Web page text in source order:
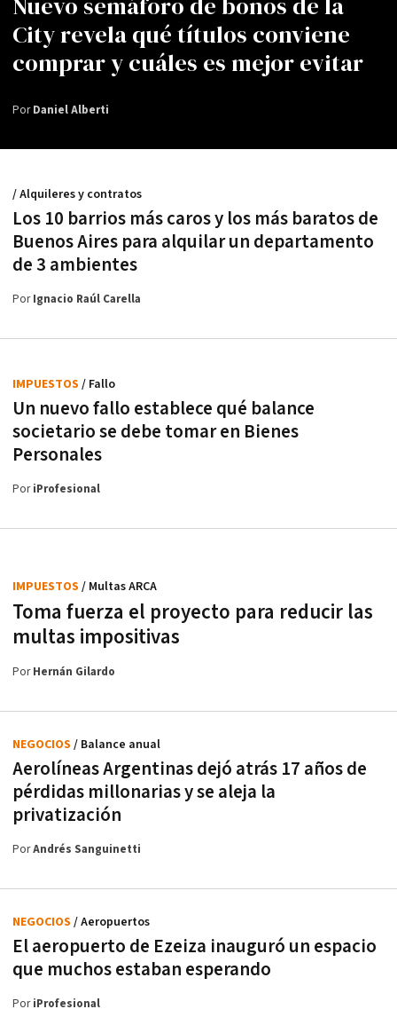
Nuevo semáforo de bonos de la
City revela qué títulos conviene
comprar y cuáles es mejor evitar
PorDaniel Alberti
Los 10 barrios más caros y los más baratos de
Buenos Aires para alquilar un departamento
de 3 ambientes
/ Alquileres y contratos
PorIgnacio Raúl Carella
Un nuevo fallo establece qué balance
societario se debe tomar en Bienes
Personales
IMPUESTOS / Fallo
PoriProfesional
Toma fuerza el proyecto para reducir las
multas impositivas
IMPUESTOS / Multas ARCA
PorHernán Gilardo
Aerolíneas Argentinas dejó atrás 17 años de
pérdidas millonarias y se aleja la
privatización
NEGOCIOS / Balance anual
PorAndrés Sanguinetti
El aeropuerto de Ezeiza inauguró un espacio
que muchos estaban esperando
NEGOCIOS / Aeropuertos
PoriProfesional